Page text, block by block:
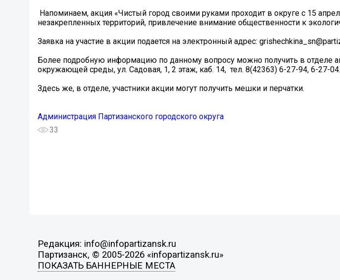
Напоминаем, акция «Чистый город своими руками проходит в округе с 15
незакрепленных территорий, привлечение внимание общественности к
Заявка на участие в акции подается на электронный адрес:
Более подробную информацию по данному вопросу можно получить в отделе
окружающей среды, ул. Садовая, 1, 2 этаж, каб. 14, тел. 8(42363) 6-27-94, 6-27-04.
Здесь же, в отделе, участники акции могут получить мешки и перчатки.
Администрация Партизанского городского округа
33
Редакция: info@infopartizansk.ru
Партизанск, © 2005-2026 «infopartizansk.ru»
ПОКАЗАТЬ БАННЕРНЫЕ МЕСТА